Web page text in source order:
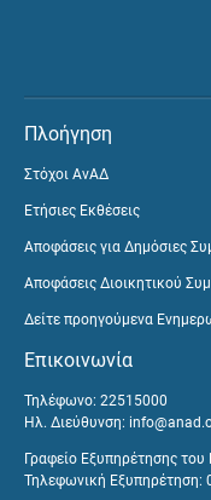
Πλοήγηση
Στόχοι ΑνΑΔ
Ετήσιες Εκθέσεις
Αποφάσεις για Δημόσιες
Αποφάσεις Διοικητικού
Δείτε προηγούμενα
Επικοινωνία
Τηλέφωνο: 22515000
Ηλ. Διεύθυνση:
Γραφείο Εξυπηρέτησης
Τηλεφωνική Εξυπηρέτηση: